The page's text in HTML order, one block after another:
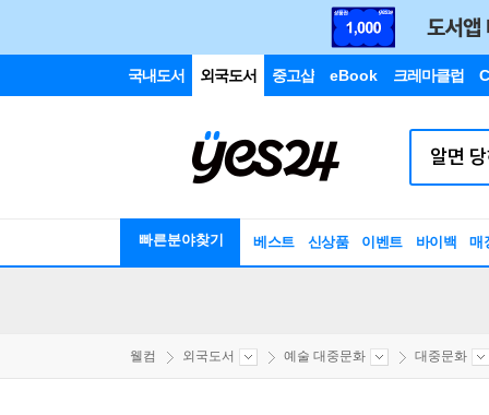
국내도서 외국도서 중고샵 eBook 크레마클럽
빠른분야찾기 베스트 신상품 이벤트 바이백 매
웰컴 외국도서 예술 대중문화 대중문화